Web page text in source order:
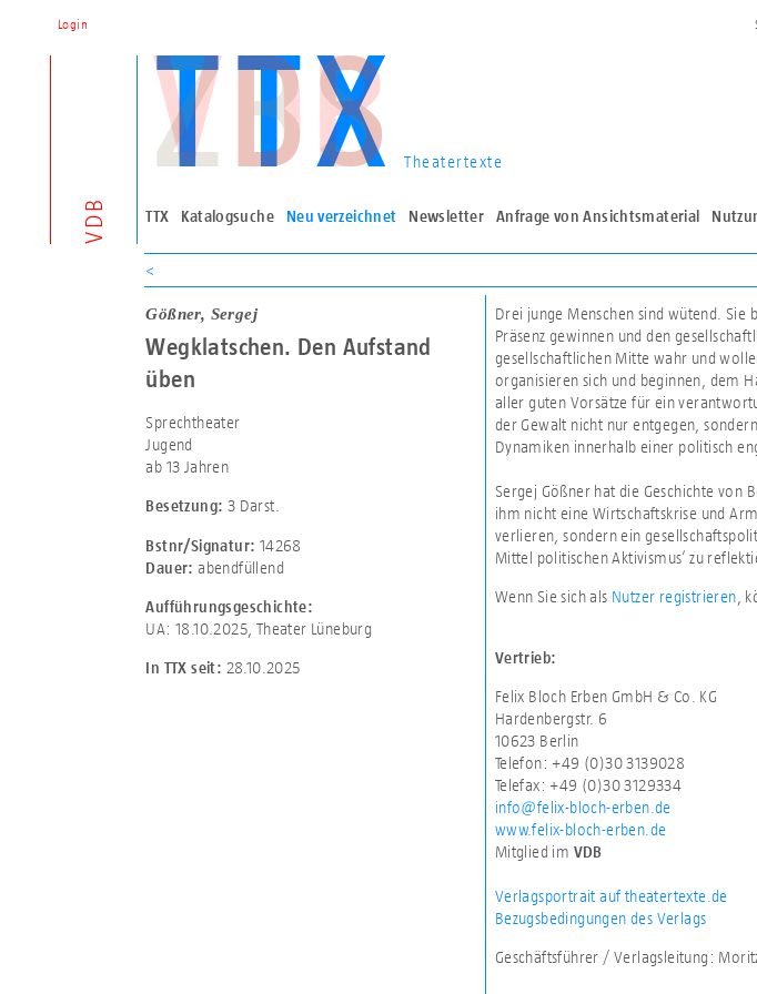
VDB
Theatertexte
TTX Katalogsuche Neu verzeichnet Newsletter Anfrage von Ansichtsmaterial
Login
<
Gößner, Sergej
Wegklatschen. Den Aufstand
üben
Sprechtheater
Jugend
ab 13 Jahren
Besetzung: 3 Darst.
Bstnr/Signatur: 14268
Dauer:abendfüllend
Aufführungsgeschichte:
UA: 18.10.2025, Theater Lüneburg
In TTX seit: 28.10.2025
Drei junge Menschen sind wütend.
Präsenz gewinnen und den
gesellschaftlichen Mitte wahr und
organisieren sich und beginnen, dem
aller guten Vorsätze für ein
der Gewalt nicht nur entgegen,
Dynamiken innerhalb einer politisch
Sergej Gößner hat die Geschichte von
ihm nicht eine Wirtschaftskrise und
verlieren, sondern ein
Mittel politischen Aktivismus‘ zu
Wenn Sie sich als Nutzer registrieren ,
Vertrieb:
Felix Bloch Erben GmbH & Co. KG
Hardenbergstr. 6
10623 Berlin
Telefon: +49 (0)30 3139028
Telefax: +49 (0)30 3129334
info@felix-bloch-erben.de
www.felix-bloch-erben.de
Mitglied im VDB
Verlagsportrait auf theatertexte.de
Bezugsbedingungen des Verlags
Geschäftsführer / Verlagsleitung: